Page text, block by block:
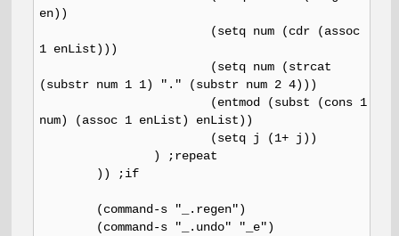
en))
(setq num (cdr (assoc
1 enList)))
(setq num (strcat
(substr num 1 1) "." (substr num 2 4)))
(entmod (subst (cons 1
num) (assoc 1 enList) enList))
(setq j (1+ j))
) ;repeat
)) ;if
(command-s "_.regen")
(command-s "_.undo" "_e")